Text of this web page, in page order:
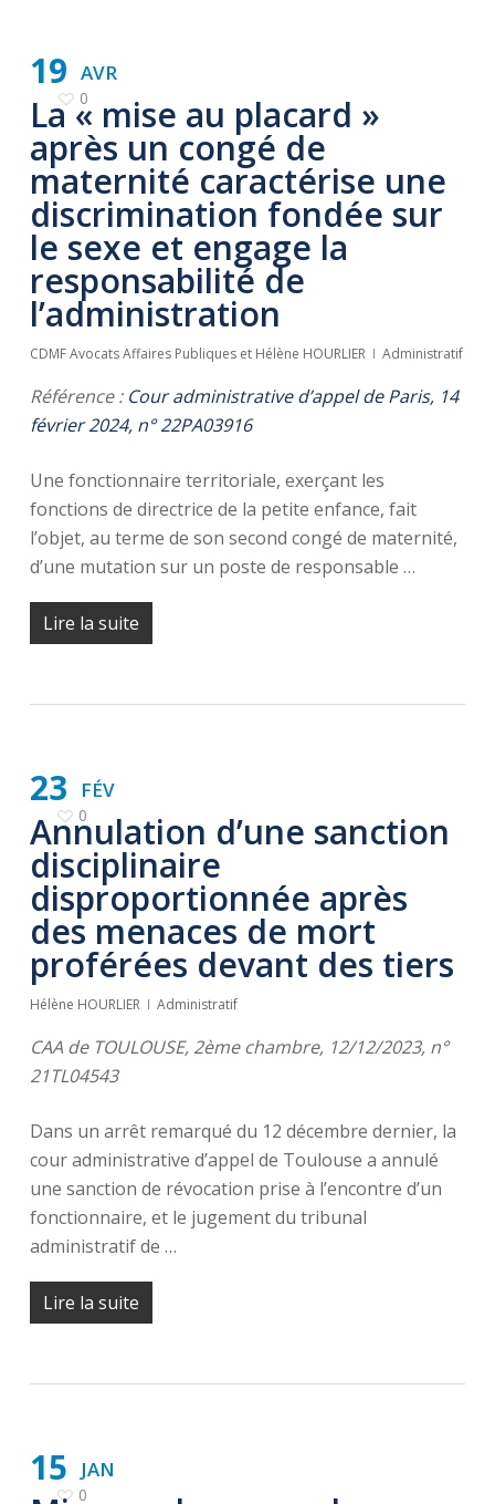
AVR
19
0
La « mise au placard »
après un congé de
maternité caractérise une
discrimination fondée sur
le sexe et engage la
responsabilité de
l’administration
CDMF Avocats Affaires Publiques et Hélène HOURLIER Administratif
Référence : Cour administrative d’appel de Paris, 14
février 2024, n° 22PA03916
Une fonctionnaire territoriale, exerçant les
fonctions de directrice de la petite enfance, fait
l’objet, au terme de son second congé de maternité,
d’une mutation sur un poste de responsable …
Lire la suite
FÉV
23
0
Annulation d’une sanction
disciplinaire
disproportionnée après
des menaces de mort
proférées devant des tiers
Hélène HOURLIER Administratif
CAA de TOULOUSE, 2ème chambre, 12/12/2023, n°
21TL04543
Dans un arrêt remarqué du 12 décembre dernier, la
cour administrative d’appel de Toulouse a annulé
une sanction de révocation prise à l’encontre d’un
fonctionnaire, et le jugement du tribunal
administratif de …
Lire la suite
JAN
15
0